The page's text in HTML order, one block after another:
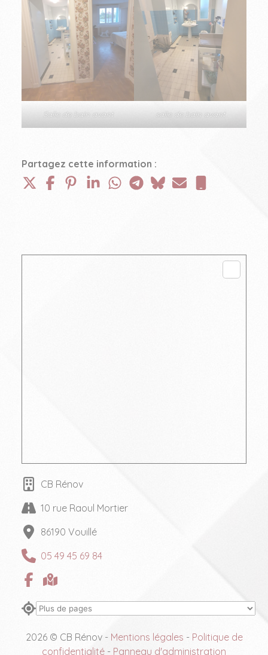
Salle de bain avant salle de bain avant
Partagez cette information :
CB Rénov
10 rue Raoul Mortier
86190 Vouillé
05 49 45 69 84
2026 © CB Rénov - Mentions légales - Politique de
confidentialité - Panneau d'administration